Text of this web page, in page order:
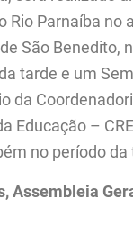
Rio Parnaíba no
São Benedito,
tarde e um
da
Educação –
no período da
Assembleia